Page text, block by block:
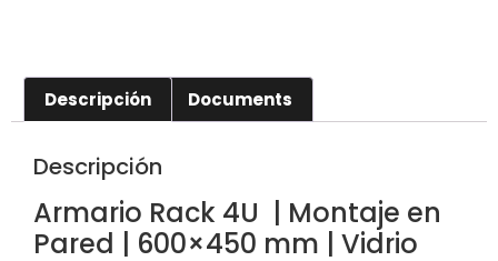
Descripción Documents
Descripción
Armario Rack 4U | Montaje en
Pared | 600×450 mm | Vidrio